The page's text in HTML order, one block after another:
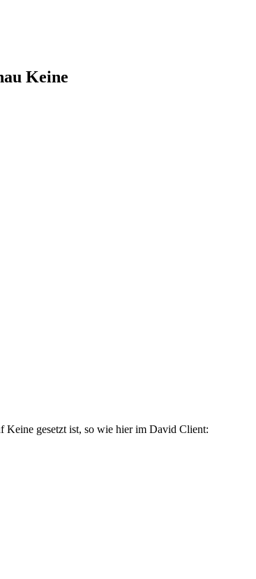
Keine
Keine gesetzt ist, so wie hier im David Client: